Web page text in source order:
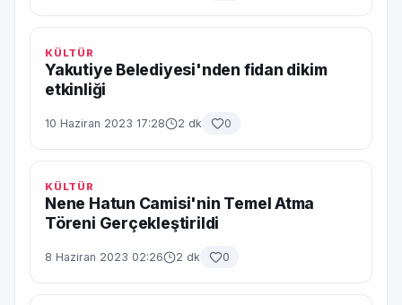
KÜLTÜR
Yakutiye Belediyesi'nden fidan dikim
etkinliği
10 Haziran 2023 17:28 2 dk 0
KÜLTÜR
Nene Hatun Camisi'nin Temel Atma
Töreni Gerçekleştirildi
8 Haziran 2023 02:26 2 dk 0